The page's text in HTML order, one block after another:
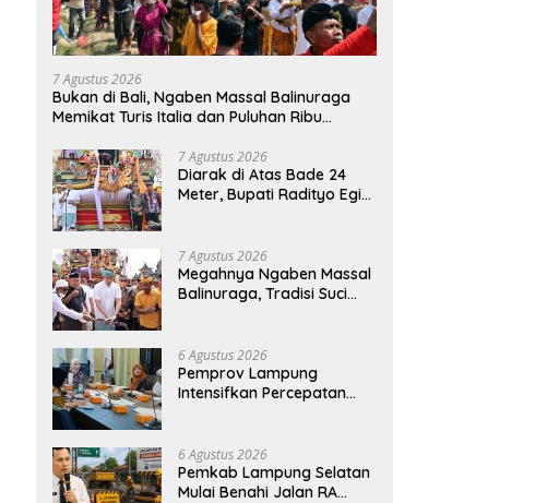
7 Agustus 2026
Bukan di Bali, Ngaben Massal Balinuraga
Memikat Turis Italia dan Puluhan Ribu
7 Agustus 2026
Diarak di Atas Bade 24
Meter, Bupati Radityo Egi
‘Penglipuran’ Kedua pada
2027
7 Agustus 2026
Megahnya Ngaben Massal
Balinuraga, Tradisi Suci
dan Merekatkan Ikatan
Keluarga
6 Agustus 2026
Pemprov Lampung
Intensifkan Percepatan
Tanggamus
6 Agustus 2026
Pemkab Lampung Selatan
Mulai Benahi Jalan RA